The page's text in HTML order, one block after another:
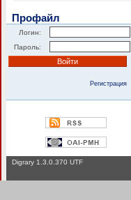
Профайл
Логин:
Пароль:
Регистрация
Digrary 1.3.0.370 UTF